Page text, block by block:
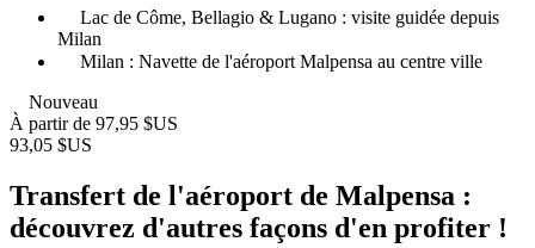
Lac de Côme, Bellagio & Lugano : visite guidée depuis
Milan
Milan : Navette de l'aéroport Malpensa au centre ville
Nouveau
À partir de 97,95 $US
93,05 $US
Transfert de l'aéroport de Malpensa :
découvrez d'autres façons d'en profiter !